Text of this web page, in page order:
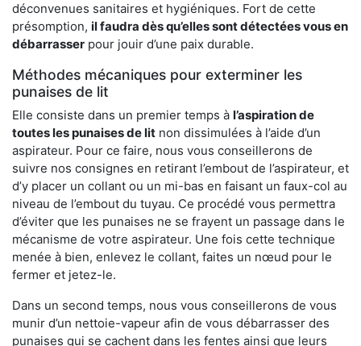
déconvenues sanitaires et hygiéniques. Fort de cette
présomption, il faudra dès qu’elles sont détectées vous en
débarrasser pour jouir d’une paix durable.
Méthodes mécaniques pour exterminer les
punaises de lit
Elle consiste dans un premier temps à l’aspiration de
toutes les punaises de lit non dissimulées à l’aide d’un
aspirateur. Pour ce faire, nous vous conseillerons de
suivre nos consignes en retirant l’embout de l’aspirateur, et
d’y placer un collant ou un mi-bas en faisant un faux-col au
niveau de l’embout du tuyau. Ce procédé vous permettra
d’éviter que les punaises ne se frayent un passage dans le
mécanisme de votre aspirateur. Une fois cette technique
menée à bien, enlevez le collant, faites un nœud pour le
fermer et jetez-le.
Dans un second temps, nous vous conseillerons de vous
munir d’un nettoie-vapeur afin de vous débarrasser des
punaises qui se cachent dans les fentes ainsi que leurs